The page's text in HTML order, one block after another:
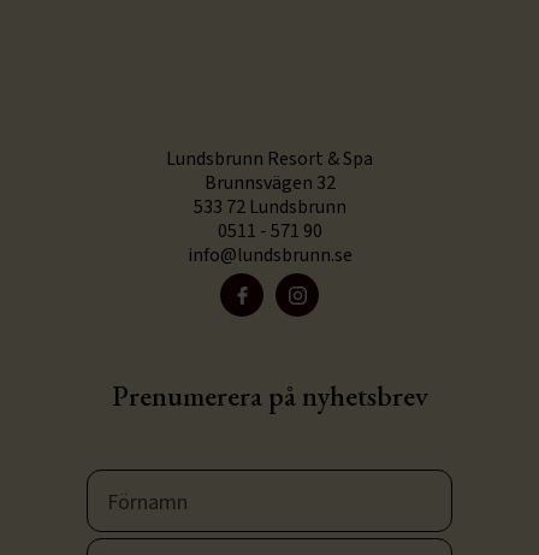
Lundsbrunn Resort & Spa
Brunnsvägen 32
533 72 Lundsbrunn
0511 - 571 90
info@lundsbrunn.se
Prenumerera på nyhetsbrev